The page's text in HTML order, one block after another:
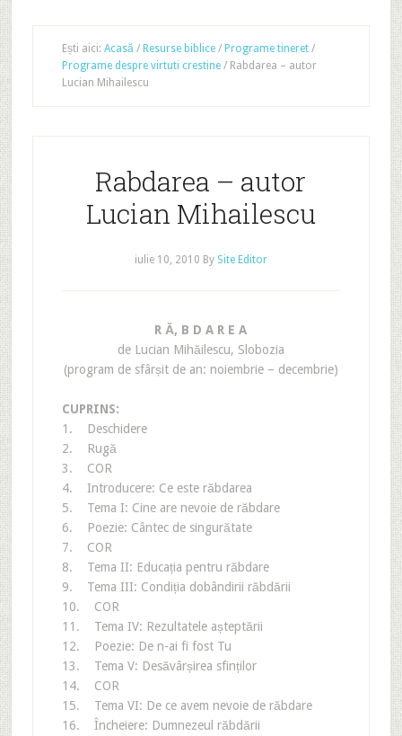
Ești aici: Acasă / Resurse biblice / Programe tineret /
Programe despre virtuti crestine /Rabdarea – autor
Lucian Mihailescu
Rabdarea – autor
Lucian Mihailescu
iulie 10, 2010 By Site Editor
R Ă‚ B D A R E A
de Lucian Mihăilescu, Slobozia
(program de sfârșit de an: noiembrie – decembrie)
CUPRINS:
1. Deschidere
2. Rugă
3. COR
4. Introducere: Ce este răbdarea
5. Tema I: Cine are nevoie de răbdare
6. Poezie: Cântec de singurătate
7. COR
8. Tema II: Educația pentru răbdare
9. Tema III: Condiția dobândirii răbdării
10. COR
11. Tema IV: Rezultatele așteptării
12. Poezie: De n-ai fi fost Tu
13. Tema V: Desăvârșirea sfinților
14. COR
15. Tema VI: De ce avem nevoie de răbdare
16. Încheiere: Dumnezeul răbdării